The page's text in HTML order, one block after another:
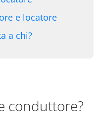
e locatore
a chi?
conduttore?